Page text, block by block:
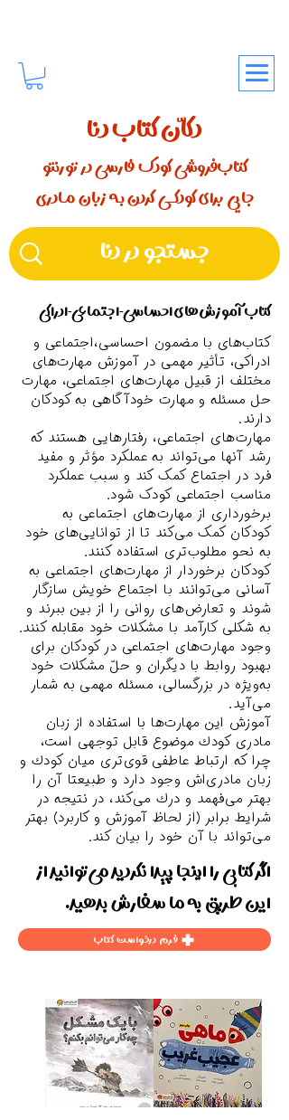
دکّان کتاب دنا
کتاب‌فروشی کودک فارسی در تورنتو
جایی برای کودکـــی کردن بـه زبان مـادری
کتاب آموزش‌های احساسی-اجتماعی-ادراکی
کتاب‌هاى با مضمون احساسى،اجتماعى و
ادراکی، تأثير مهمى در آموزش مهارت‌های
مختلف از قبیل مهارت‌های اجتماعی، مهارت
حل مسئله و مهارت خودآگاهی به کودکان
دارند.
مهارت‌های اجتماعی، رفتارهایی هستند که
رشد آنها می‌تواند به عملکرد مؤثر و مفید
فرد در اجتماع کمک کند و سبب عملکرد
مناسب اجتماعی کودک شود.
برخورداری از مهارت‌های اجتماعی به
کودکان کمک می‌کند تا از توانایی‌های خود
به نحو مطلوب‌تری استفاده کنند.
کودکان برخوردار از مهارت‌های اجتماعی به
آسانی می‌توانند با اجتماع خویش سازگار
شوند و تعارض‌های روانی را از بین ببرند و
به شکلی کارآمد با مشکلات خود مقابله کنند.
وجود مهارت‌های اجتماعی در کودکان برای
بهبود روابط با دیگران و حلّ مشکلات خود
به‌ویژه در بزرگسالی، مسئله مهمی به شمار
مى‌آيد.
آموزش اين مهارت‌ها با استفاده از زبان
مادرى كودك موضوع قابل توجهى است،
چرا كه ارتباط عاطفی قوی‌تری ميان كودك و
زبان مادرى‌اش وجود دارد و طبيعتا آن را
بهتر مى‌فهمد و درك مى‌كند، در نتيجه در
شرایط برابر (از لحاظ آموزش و کاربرد) بهتر
می‌تواند با آن خود را بیان کند.
اگر کتابی را اینجا پیدا نکردید می‌توانید از
این طریق به ما سفارش بدهید.
فرم درخواست کتاب